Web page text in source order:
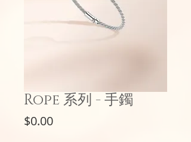
Rope 系列 - 手鐲
$0.00價